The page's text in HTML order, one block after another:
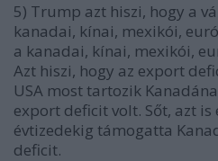
5) Trump azt hiszi, hogy a
kanadai, kínai, mexikói,
a kanadai, kínai, mexikói,
Azt hiszi, hogy az export
USA most tartozik
export deficit volt. Sőt, azt is
évtizedekig támogatta
deficit.